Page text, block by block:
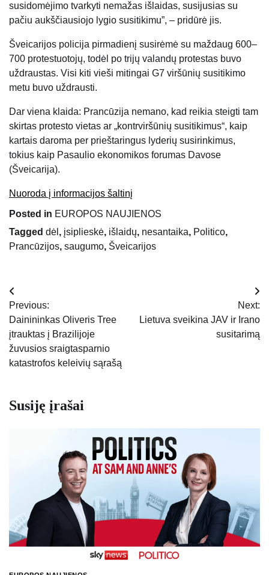
susidomėjimo tvarkyti nemažas išlaidas, susijusias su
pačiu aukščiausiojo lygio susitikimu”, – pridūrė jis.
Šveicarijos policija pirmadienį susirėmė su maždaug 600–
700 protestuotojų, todėl po trijų valandų protestas buvo
uždraustas. Visi kiti vieši mitingai G7 viršūnių susitikimo
metu buvo uždrausti.
Dar viena klaida: Prancūzija nemano, kad reikia steigti tam
skirtas protesto vietas ar „kontrviršūnių susitikimus“, kaip
kartais daroma per prieštaringus lyderių susirinkimus,
tokius kaip Pasaulio ekonomikos forumas Davose
(Šveicarija).
Nuoroda į informacijos šaltinį
Posted in EUROPOS NAUJIENOS
Tagged dėl , įsiplieskė, išlaidų, nesantaika, Politico,
Prancūzijos, saugumo, Šveicarijos
Navigacija
tarp
įrašų
Previous:
Dainininkas Oliveris Tree
įtrauktas į Brazilijoje
žuvusios sraigtasparnio
katastrofos keleivių sąrašą
Next:
Lietuva sveikina JAV ir Irano
susitarimą
Susiję įrašai